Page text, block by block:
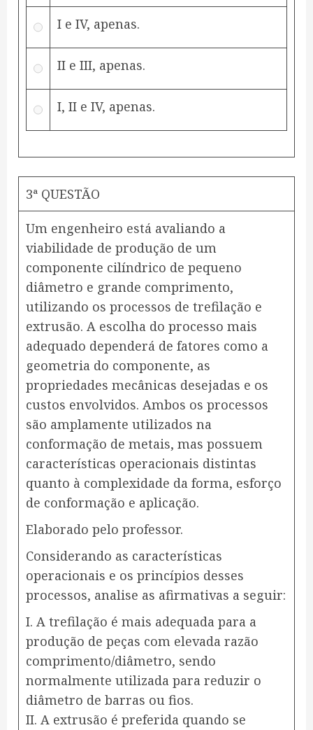
I e IV, apenas.
II e III, apenas.
I, II e IV, apenas.
3ª QUESTÃO
Um engenheiro está avaliando a
viabilidade de produção de um
componente cilíndrico de pequeno
diâmetro e grande comprimento,
utilizando os processos de trefilação e
extrusão. A escolha do processo mais
adequado dependerá de fatores como a
geometria do componente, as
propriedades mecânicas desejadas e os
custos envolvidos. Ambos os processos
são amplamente utilizados na
conformação de metais, mas possuem
características operacionais distintas
quanto à complexidade da forma, esforço
de conformação e aplicação.
Elaborado pelo professor.
Considerando as características
operacionais e os princípios desses
processos, analise as afirmativas a seguir:
I. A trefilação é mais adequada para a
produção de peças com elevada razão
comprimento/diâmetro, sendo
normalmente utilizada para reduzir o
diâmetro de barras ou fios.
II. A extrusão é preferida quando se